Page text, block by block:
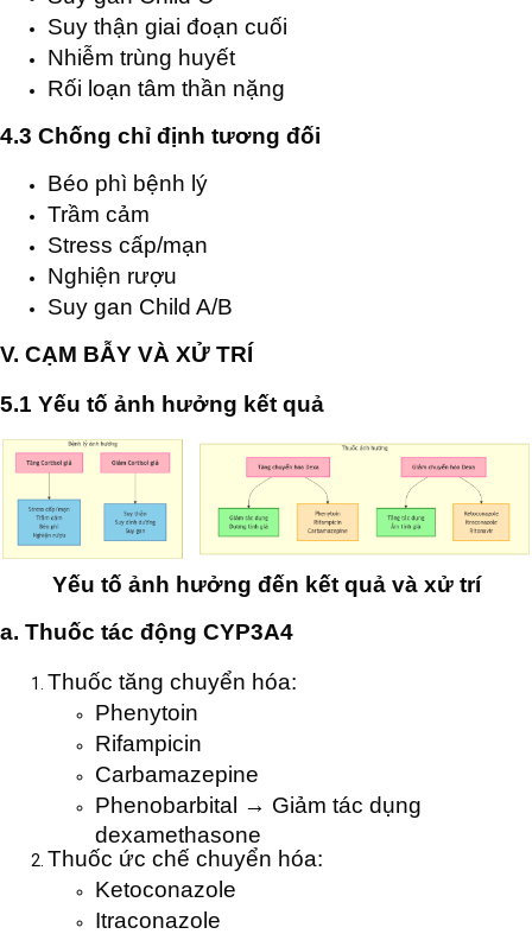
Suy thận giai đoạn cuối
Nhiễm trùng huyết
Rối loạn tâm thần nặng
4.3 Chống chỉ định tương đối
Béo phì bệnh lý
Trầm cảm
Stress cấp/mạn
Nghiện rượu
Suy gan Child A/B
V. CẠM BẪY VÀ XỬ TRÍ
5.1 Yếu tố ảnh hưởng kết quả
Yếu tố ảnh hưởng đến kết quả và xử trí
a. Thuốc tác động CYP3A4
Thuốc tăng chuyển hóa:
Phenytoin
Rifampicin
Carbamazepine
Phenobarbital → Giảm tác dụng
dexamethasone
Thuốc ức chế chuyển hóa:
Ketoconazole
Itraconazole